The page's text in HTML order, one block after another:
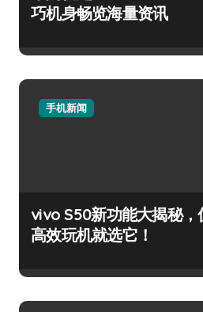
巧机身畅览海量资讯
手机新闻
vivo S50新功能大揭秘，
高效玩机就选它！